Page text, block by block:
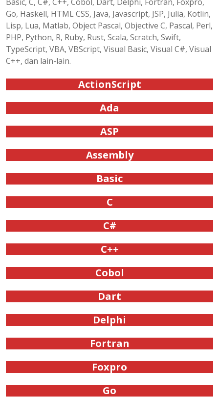
Basic, C, C#, C++, Cobol, Dart, Delphi, Fortran, Foxpro,
Go, Haskell, HTML CSS, Java, Javascript, JSP, Julia, Kotlin,
Lisp, Lua, Matlab, Object Pascal, Objective C, Pascal, Perl,
PHP, Python, R, Ruby, Rust, Scala, Scratch, Swift,
TypeScript, VBA, VBScript, Visual Basic, Visual C#, Visual
C++, dan lain-lain.
ActionScript
Ada
ASP
Assembly
Basic
C
C#
C++
Cobol
Dart
Delphi
Fortran
Foxpro
Go